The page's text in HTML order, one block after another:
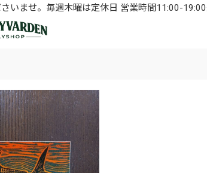
いませ。毎週木曜は定休日 営業時間11:00-